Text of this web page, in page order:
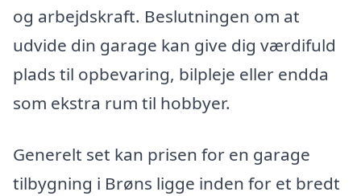
og arbejdskraft. Beslutningen om at
udvide din garage kan give dig værdifuld
plads til opbevaring, bilpleje eller endda
som ekstra rum til hobbyer.
Generelt set kan prisen for en garage
tilbygning i Brøns ligge inden for et bredt